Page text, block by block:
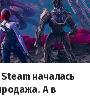
началась
А в